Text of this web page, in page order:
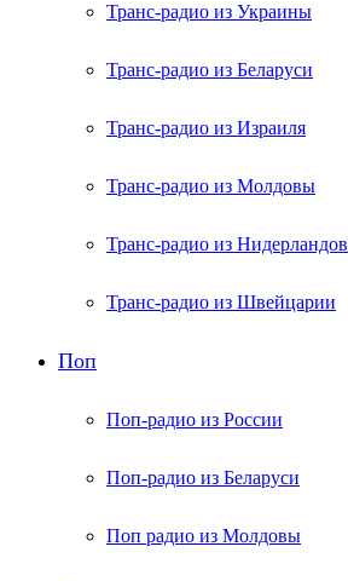
Транс-радио из Украины
Транс-радио из Беларуси
Транс-радио из Израиля
Транс-радио из Молдовы
Транс-радио из Нидерландов
Транс-радио из Швейцарии
Поп
Поп-радио из России
Поп-радио из Беларуси
Поп радио из Молдовы